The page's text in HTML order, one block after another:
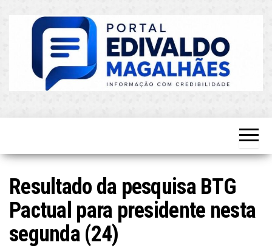
Atualizado!
Resultado da pesquisa BTG
Pactual para presidente nesta
segunda (24)